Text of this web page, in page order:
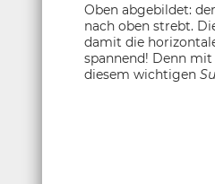
Oben abgebildet:
nach oben strebt.
damit die
spannend! Denn
diesem wichtigen